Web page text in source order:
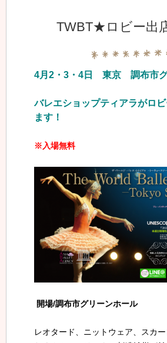
TWBT★ロビー出
4月2・3・4日 東京 調布市グ
バレエショップティアラがロ
ます！
※入場無料
開場/調布市グリーンホール
レオタード、ニットウェア、スカー